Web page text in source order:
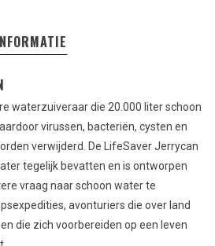
waterzuiveraar die 20.000 liter schoon
virussen, bacteriën, cysten en
verwijderd. De LifeSaver Jerrycan
tegelijk bevatten en is ontworpen
vraag naar schoon water te
avonturiers die over land
die zich voorbereiden op een leven